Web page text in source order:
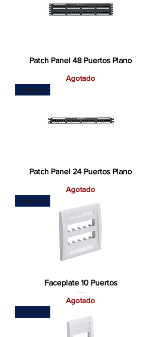
Patch Panel 48 Puertos Plano
Agotado
Panduit
Patch Panel 24 Puertos Plano
Agotado
Panduit
Faceplate 10 Puertos
Agotado
Panduit